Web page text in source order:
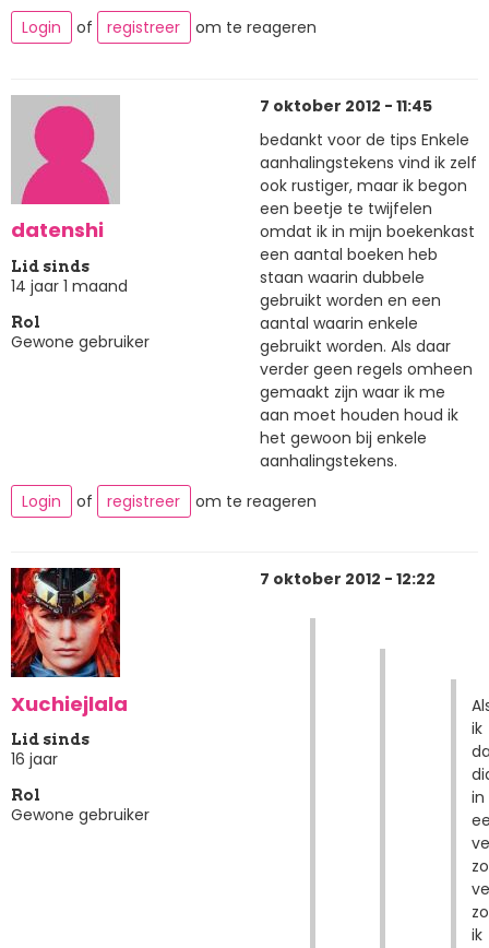
Login
of registreer om te reageren
datenshi
Lid sinds
14 jaar 1 maand
Rol
Gewone gebruiker
7 oktober 2012 - 11:45
bedankt voor de tips Enkele
aanhalingstekens vind ik zelf
ook rustiger, maar ik begon
een beetje te twijfelen
omdat ik in mijn boekenkast
een aantal boeken heb
staan waarin dubbele
gebruikt worden en een
aantal waarin enkele
gebruikt worden. Als daar
verder geen regels omheen
gemaakt zijn waar ik me
aan moet houden houd ik
het gewoon bij enkele
aanhalingstekens.
Login
of registreer om te reageren
Xuchiejlala
Lid sinds
16 jaar
Rol
Gewone gebruiker
7 oktober 2012 - 12:22
ik
in
ik